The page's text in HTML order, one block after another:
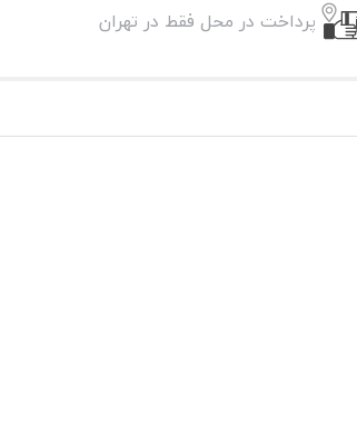
پرداخت در محل فقط در تهران